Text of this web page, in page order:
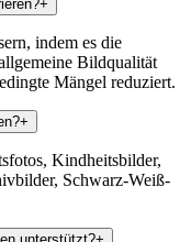
+
indem es die
Bildqualität
Mängel reduziert.
+
Kindheitsbilder,
Schwarz-Weiß-